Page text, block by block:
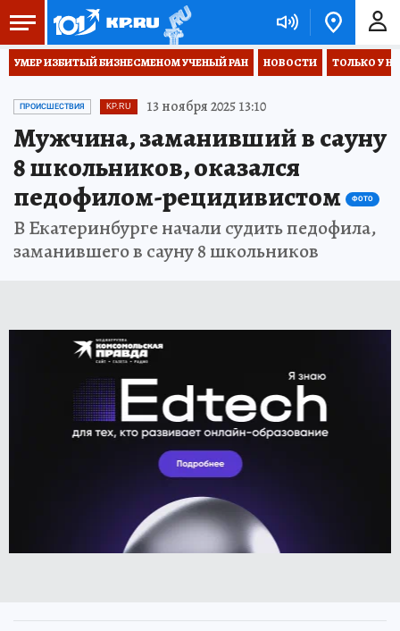
УМЕР ИЗБИТЫЙ БИЗНЕСМЕНОМ УЧЕНЫЙ РАН НОВОСТИ ТОЛЬКО У
ПРОИСШЕСТВИЯ KP.RU 13 ноября 2025 13:10
Мужчина, заманивший в сауну
8 школьников, оказался
педофилом-рецидивистом
ФОТО
В Екатеринбурге начали судить педофила,
заманившего в сауну 8 школьников